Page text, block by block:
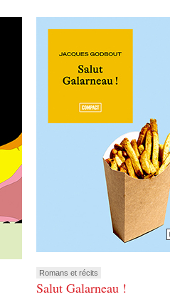
Romans et récits
Salut Galarneau !